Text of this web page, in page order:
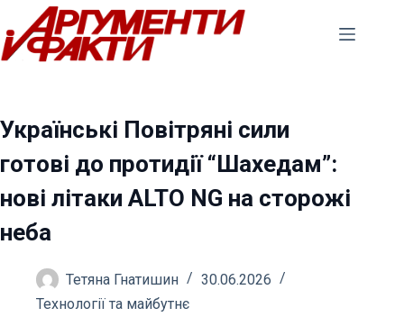
Перейти
до
вмісту
Українські Повітряні сили
готові до протидії “Шахедам”:
нові літаки ALTO NG на сторожі
неба
Тетяна Гнатишин
30.06.2026
Технології та майбутнє